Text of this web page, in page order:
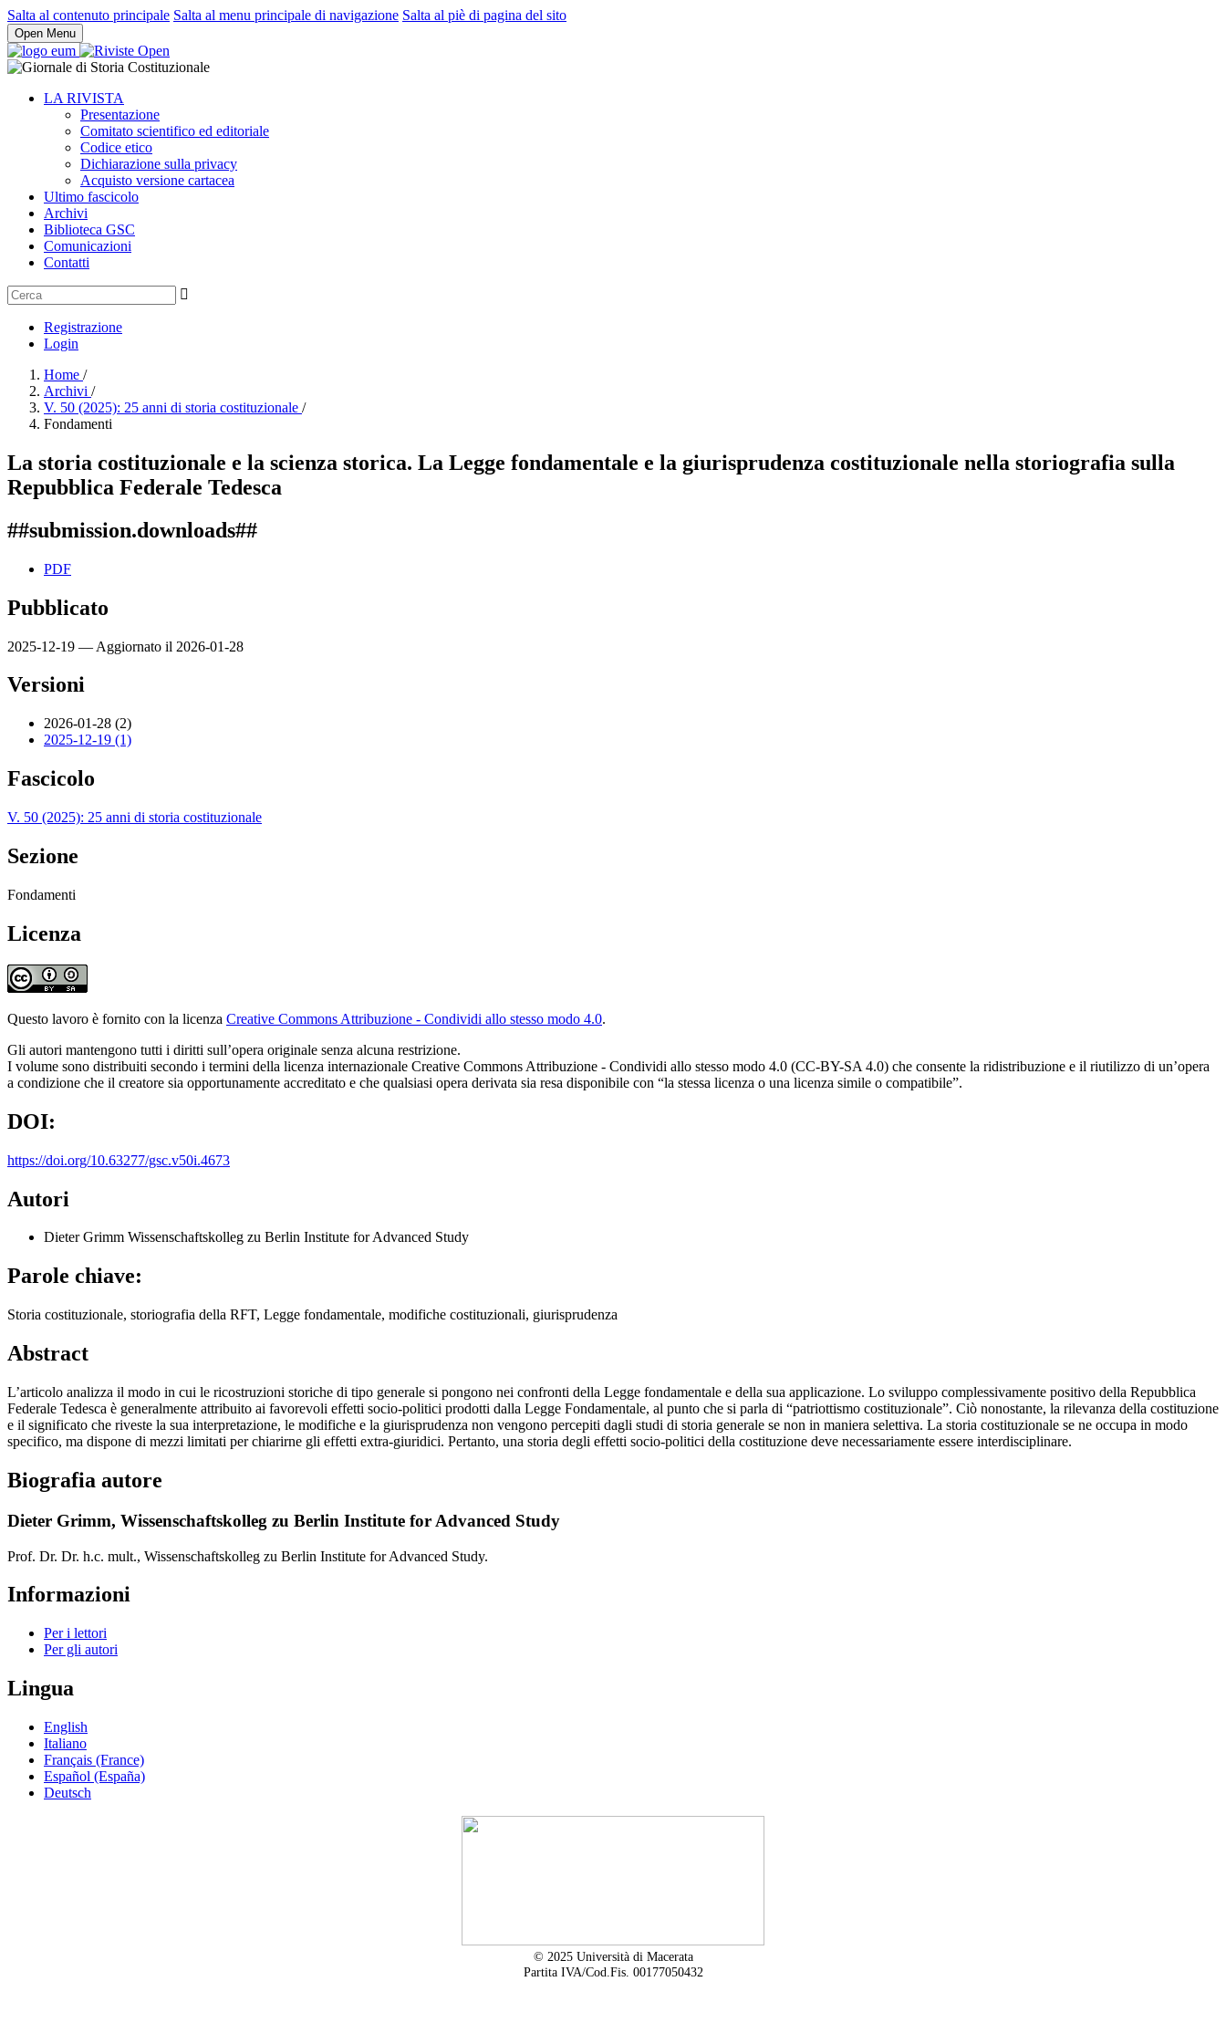
Salta al contenuto principale Salta al menu principale di navigazione Salta al piè di pagina del sito
Open Menu
LA RIVISTA
Presentazione
Comitato scientifico ed editoriale
Codice etico
Dichiarazione sulla privacy
Acquisto versione cartacea
Ultimo fascicolo
Archivi
Biblioteca GSC
Comunicazioni
Contatti
Registrazione
Login
Home /
Archivi /
V. 50 (2025): 25 anni di storia costituzionale /
Fondamenti
La storia costituzionale e la scienza storica. La Legge fondamentale e la giurisprudenza costituzionale nella storiografia sulla
Repubblica Federale Tedesca
##submission.downloads##
PDF
Pubblicato
2025-12-19 — Aggiornato il 2026-01-28
Versioni
2026-01-28 (2)
2025-12-19 (1)
Fascicolo
V. 50 (2025): 25 anni di storia costituzionale
Sezione
Fondamenti
Licenza
Questo lavoro è fornito con la licenza Creative Commons Attribuzione - Condividi allo stesso modo 4.0.
Gli autori mantengono tutti i diritti sull’opera originale senza alcuna restrizione.
I volume sono distribuiti secondo i termini della licenza internazionale Creative Commons Attribuzione - Condividi allo stesso modo 4.0 (CC-BY-SA 4.0) che consente la ridistribuzione e il riutilizzo di un’opera
a condizione che il creatore sia opportunamente accreditato e che qualsiasi opera derivata sia resa disponibile con “la stessa licenza o una licenza simile o compatibile”.
DOI:
https://doi.org/10.63277/gsc.v50i.4673
Autori
Dieter Grimm Wissenschaftskolleg zu Berlin Institute for Advanced Study
Parole chiave:
Storia costituzionale, storiografia della RFT, Legge fondamentale, modifiche costituzionali, giurisprudenza
Abstract
L’articolo analizza il modo in cui le ricostruzioni storiche di tipo generale si pongono nei confronti della Legge fondamentale e della sua applicazione. Lo sviluppo complessivamente positivo della Repubblica
Federale Tedesca è generalmente attribuito ai favorevoli effetti socio-politici prodotti dalla Legge Fondamentale, al punto che si parla di “patriottismo costituzionale”. Ciò nonostante, la rilevanza della costituzione
e il significato che riveste la sua interpretazione, le modifiche e la giurisprudenza non vengono percepiti dagli studi di storia generale se non in maniera selettiva. La storia costituzionale se ne occupa in modo
specifico, ma dispone di mezzi limitati per chiarirne gli effetti extra-giuridici. Pertanto, una storia degli effetti socio-politici della costituzione deve necessariamente essere interdisciplinare.
Biografia autore
Dieter Grimm, Wissenschaftskolleg zu Berlin Institute for Advanced Study
Prof. Dr. Dr. h.c. mult., Wissenschaftskolleg zu Berlin Institute for Advanced Study.
Informazioni
Per i lettori
Per gli autori
Lingua
English
Italiano
Français (France)
Español (España)
Deutsch
© 2025 Università di Macerata
Partita IVA/Cod.Fis. 00177050432